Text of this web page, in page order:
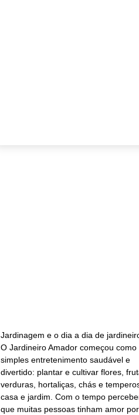
Jardinagem e o dia a dia de
O Jardineiro Amador começou como
simples entretenimento saudável e
divertido: plantar e cultivar flores,
verduras, hortaliças, chás e
casa e jardim. Com o tempo
que muitas pessoas tinham amor por